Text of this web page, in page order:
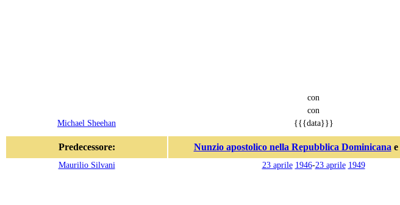
con
con
Michael Sheehan
{{{data}}}
Predecessore: Nunzio apostolico nella Repubblica Dominicana e
Maurilio Silvani 23 aprile 1946-23 aprile 1949